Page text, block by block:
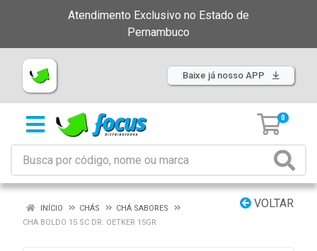
Atendimento Exclusivo no Estado de
Pernambuco
Baixe já nosso APP
0
VOLTAR
INÍCIO CHÁS
CHÁ SABORES
CHA BOLDO 15 SC DR. OETKER 15GR